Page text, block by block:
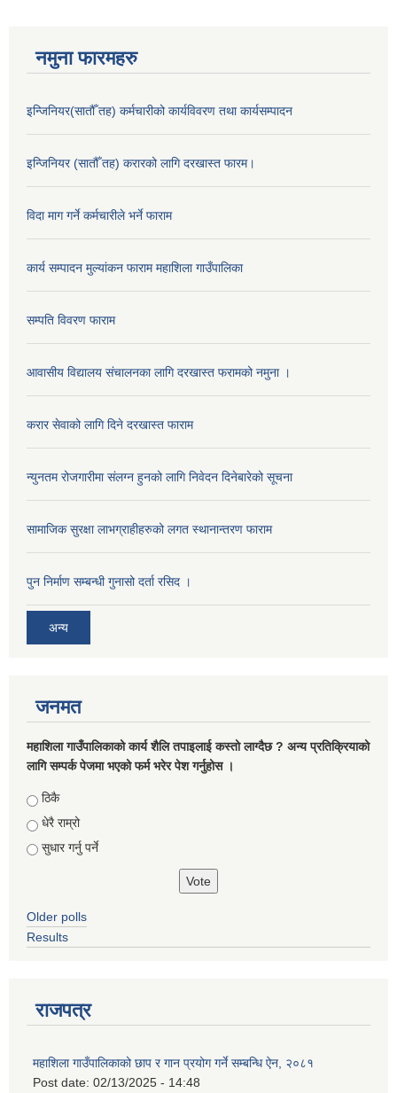
नमुना फारमहरु
इन्जिनियर(सातौँ तह) कर्मचारीको कार्यविवरण तथा कार्यसम्पादन
इन्जिनियर (सातौँ तह) करारको लागि दरखास्त फारम।
विदा माग गर्ने कर्मचारीले भर्ने फाराम
कार्य सम्पादन मुल्यांकन फाराम महाशिला गाउँपालिका
सम्पति विवरण फाराम
आवासीय विद्यालय संचालनका लागि दरखास्त फरामको नमुना ।
करार सेवाको लागि दिने दरखास्त फाराम
न्युनतम रोजगारीमा संलग्न हुनको लागि निवेदन दिनेबारेको सूचना
सामाजिक सुरक्षा लाभग्राहीहरुको लगत स्थानान्तरण फाराम
पुन निर्माण सम्बन्धी गुनासो दर्ता रसिद ।
अन्य
जनमत
महाशिला गाउँपालिकाको कार्य शैलि तपाइलाई कस्तो लाग्दैछ ? अन्य प्रतिक्रियाको
लागि सम्पर्क पेजमा भएको फर्म भरेर पेश गर्नुहोस ।
Choices
ठिकै
धेरै राम्रो
सुधार गर्नु पर्ने
Older polls
Results
राजपत्र
महाशिला गाउँपालिकाको छाप र गान प्रयोग गर्ने सम्बन्धि ऐन, २०८१
Post date: 02/13/2025 - 14:48